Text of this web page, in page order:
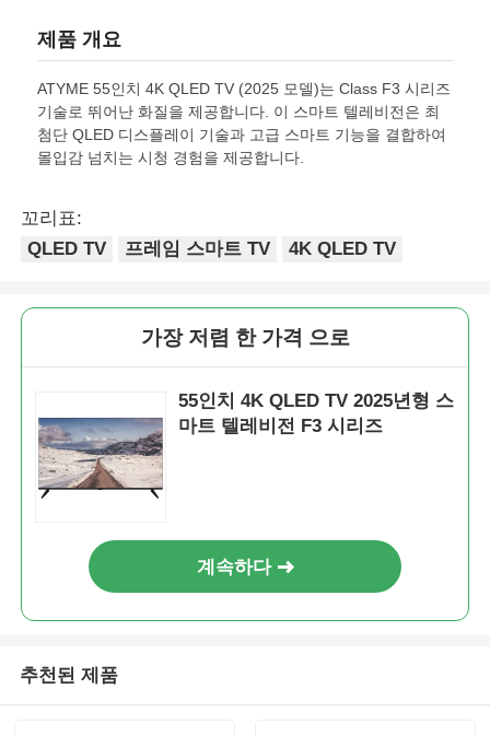
제품 개요
ATYME 55인치 4K QLED TV (2025 모델)는 Class F3 시리즈
기술로 뛰어난 화질을 제공합니다. 이 스마트 텔레비전은 최
첨단 QLED 디스플레이 기술과 고급 스마트 기능을 결합하여
몰입감 넘치는 시청 경험을 제공합니다.
꼬리표:
QLED TV
프레임 스마트 TV 4K QLED TV
가장 저렴 한 가격 으로
55인치 4K QLED TV 2025년형 스
마트 텔레비전 F3 시리즈
계속하다
추천된 제품